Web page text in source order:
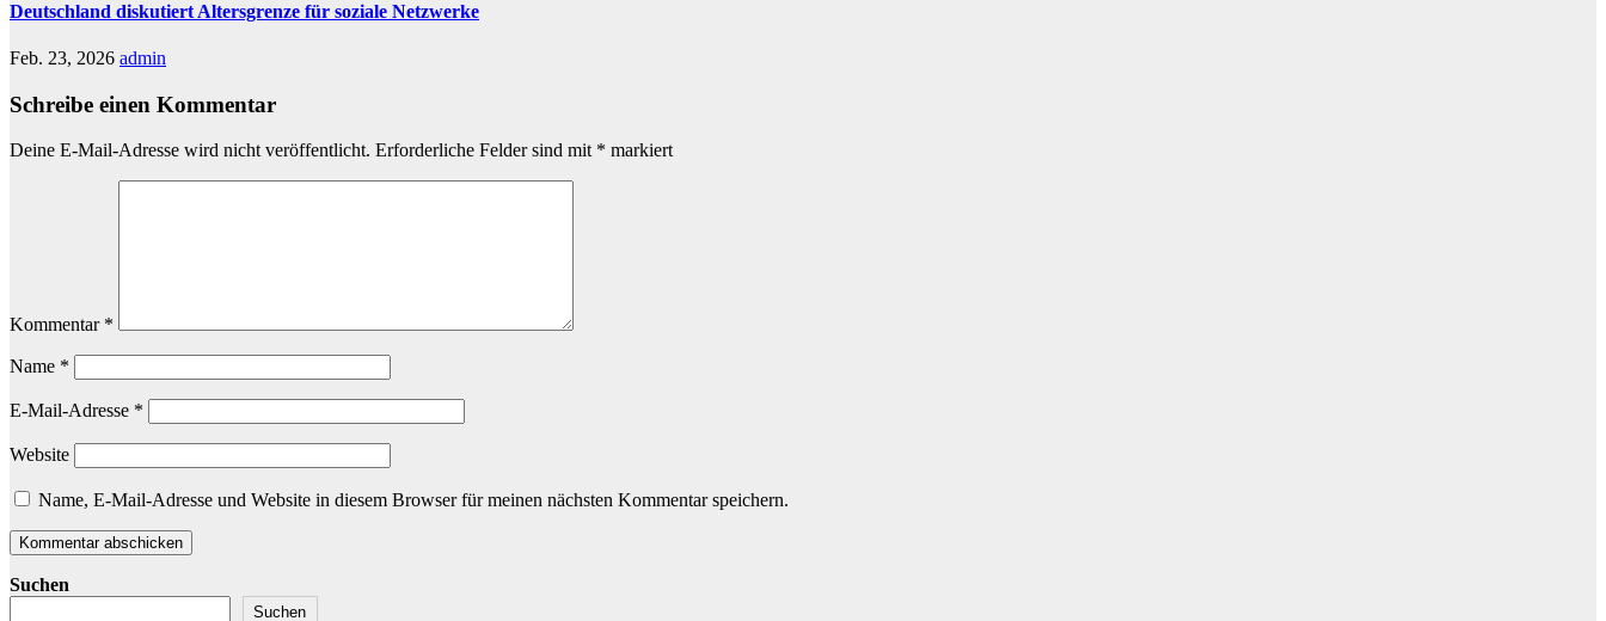
Deutschland diskutiert Altersgrenze für soziale Netzwerke
Feb. 23, 2026 admin
Schreibe einen Kommentar
Deine E-Mail-Adresse wird nicht veröffentlicht. Erforderliche Felder sind mit * markiert
Kommentar *
Name *
E-Mail-Adresse *
Website
Name, E-Mail-Adresse und Website in diesem Browser für meinen nächsten Kommentar speichern.
Suchen
Suchen